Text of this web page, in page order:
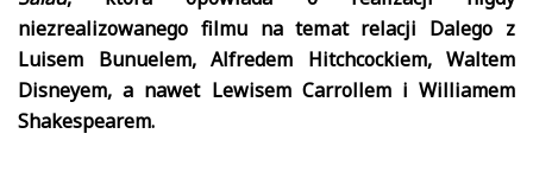
niezrealizowanego filmu na temat relacji Dalego z
Luisem Bunuelem, Alfredem Hitchcockiem, Waltem
Disneyem, a nawet Lewisem Carrollem i Williamem
Shakespearem.